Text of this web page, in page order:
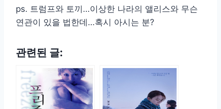
ps. 트럼프와 토끼…이상한 나라의 앨리스와 무슨
연관이 있을 법한데…혹시 아시는 분?
관련된 글: